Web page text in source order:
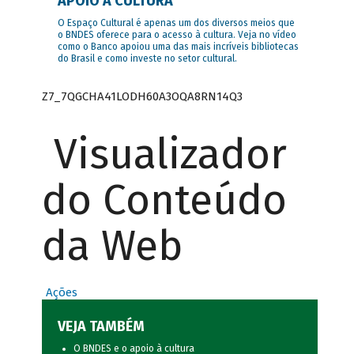
O Espaço Cultural é apenas um dos diversos meios que
o BNDES oferece para o acesso à cultura. Veja no vídeo
como o Banco apoiou uma das mais incríveis bibliotecas
do Brasil e como investe no setor cultural.
Z7_7QGCHA41LODH60A3OQA8RN14Q3
Visualizador
do Conteúdo
da Web
Ações
VEJA TAMBÉM
O BNDES e o apoio à cultura